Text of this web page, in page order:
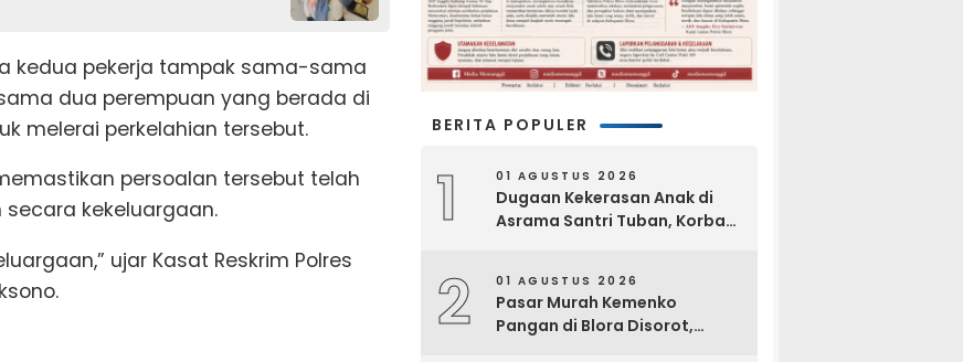
kedua pekerja tampak sama-sama
dua perempuan yang berada di
melerai perkelahian tersebut.
persoalan tersebut telah
kekeluargaan.
ujar Kasat Reskrim Polres
BERITA POPULER
1 01 AGUSTUS 2026
Dugaan Kekerasan Anak di
Asrama Santri Tuban, Korban
2 01 AGUSTUS 2026
Pasar Murah Kemenko
Pangan di Blora Disorot,